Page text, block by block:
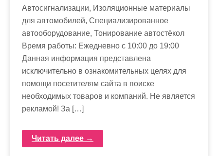
Автосигнализации, Изоляционные материалы
для автомобилей, Специализированное
автооборудование, Тонирование автостёкол
Время работы: Ежедневно с 10:00 до 19:00
Данная информация представлена
исключительно в ознакомительных целях для
помощи посетителям сайта в поиске
необходимых товаров и компаний. Не является
рекламой! За […]
Читать далее →